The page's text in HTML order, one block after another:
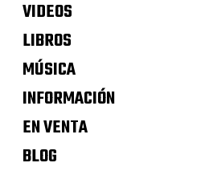
VIDEOS
LIBROS
MÚSICA
INFORMACIÓN
EN VENTA
BLOG